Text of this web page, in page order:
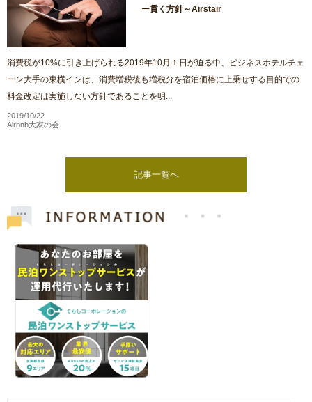
ー貫く方針～Airstair
消費税が10%に引き上げられる2019年10月１日が迫る中、ビジネスホテルチェ
ーン大手の東横インは、消費増税後も増税分を宿泊価格に上乗せする目的での
料金改定は実施しない方針であることを明...
2019/10/22
Airbnb大家の会
記事一覧へ